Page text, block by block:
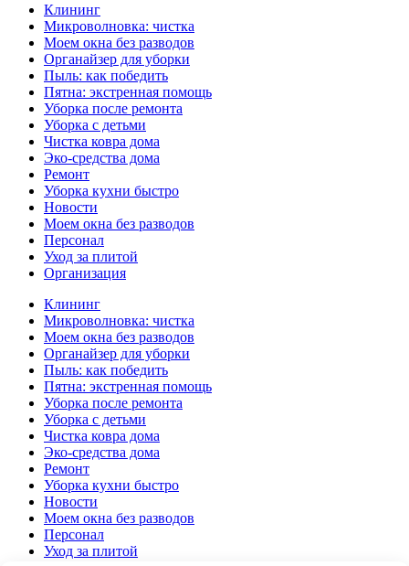
Клининг
Микроволновка: чистка
Моем окна без разводов
Органайзер для уборки
Пыль: как победить
Пятна: экстренная помощь
Уборка после ремонта
Уборка с детьми
Чистка ковра дома
Эко-средства дома
Ремонт
Уборка кухни быстро
Новости
Моем окна без разводов
Персонал
Уход за плитой
Организация
Клининг
Микроволновка: чистка
Моем окна без разводов
Органайзер для уборки
Пыль: как победить
Пятна: экстренная помощь
Уборка после ремонта
Уборка с детьми
Чистка ковра дома
Эко-средства дома
Ремонт
Уборка кухни быстро
Новости
Моем окна без разводов
Персонал
Уход за плитой